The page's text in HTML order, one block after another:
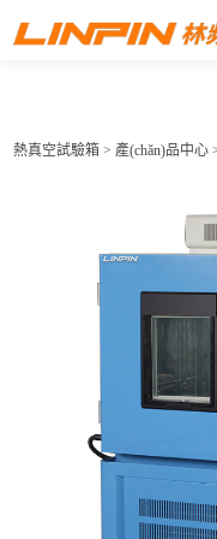
熱真空試驗箱 > 產(chǎn)品中心